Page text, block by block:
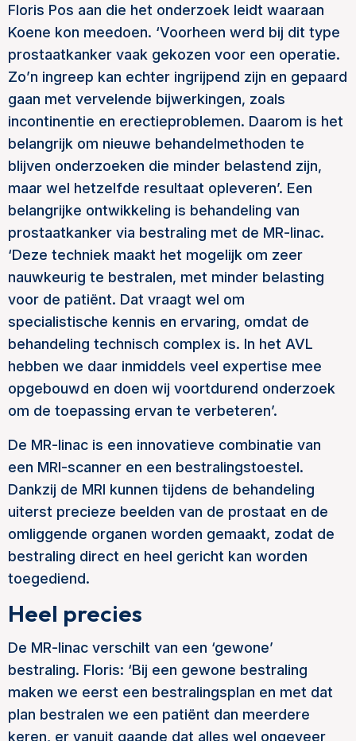
Floris Pos aan die het onderzoek leidt waaraan
Koene kon meedoen. ‘Voorheen werd bij dit type
prostaatkanker vaak gekozen voor een operatie.
Zo’n ingreep kan echter ingrijpend zijn en gepaard
gaan met vervelende bijwerkingen, zoals
incontinentie en erectieproblemen. Daarom is het
belangrijk om nieuwe behandelmethoden te
blijven onderzoeken die minder belastend zijn,
maar wel hetzelfde resultaat opleveren’. Een
belangrijke ontwikkeling is behandeling van
prostaatkanker via bestraling met de MR-linac.
‘Deze techniek maakt het mogelijk om zeer
nauwkeurig te bestralen, met minder belasting
voor de patiënt. Dat vraagt wel om
specialistische kennis en ervaring, omdat de
behandeling technisch complex is. In het AVL
hebben we daar inmiddels veel expertise mee
opgebouwd en doen wij voortdurend onderzoek
om de toepassing ervan te verbeteren’.
De MR-linac is een innovatieve combinatie van
een MRI-scanner en een bestralingstoestel.
Dankzij de MRI kunnen tijdens de behandeling
uiterst precieze beelden van de prostaat en de
omliggende organen worden gemaakt, zodat de
bestraling direct en heel gericht kan worden
toegediend.
Heel precies
De MR-linac verschilt van een ‘gewone’
bestraling. Floris: ‘Bij een gewone bestraling
maken we eerst een bestralingsplan en met dat
plan bestralen we een patiënt dan meerdere
keren, er vanuit gaande dat alles wel ongeveer